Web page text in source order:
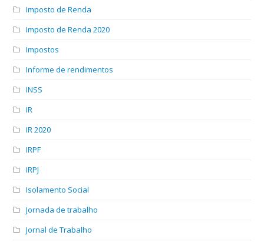
Imposto de Renda
Imposto de Renda 2020
Impostos
Informe de rendimentos
INSS
IR
IR 2020
IRPF
IRPJ
Isolamento Social
Jornada de trabalho
Jornal de Trabalho